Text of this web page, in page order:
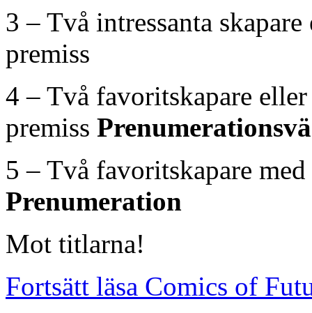
3 – Två intressanta
premiss
4 – Två favoritskapare
premiss
5 – Två favoritskapare
Prenumeration
Mot titlarna!
Fortsätt läsa Comics of